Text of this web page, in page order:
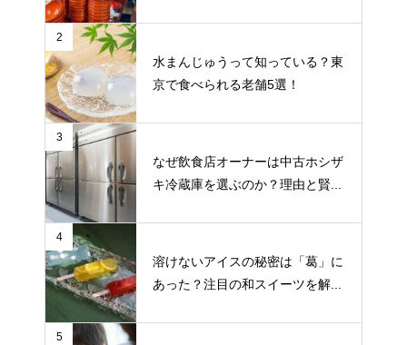
2
水まんじゅうって知っている？東
京で食べられる老舗5選！
3
なぜ飲食店オーナーは中古ホシザ
キ冷蔵庫を選ぶのか？理由と賢...
4
溶けないアイスの秘密は「葛」に
あった？注目の和スイーツを解...
5